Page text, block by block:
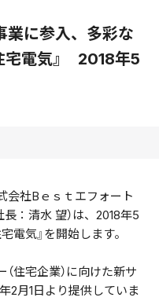
業に参入、多彩な
宅電気』 2018年5
会社Bｅｓｔエフォート
：清水 望）は、2018年5
電気』を開始します。
住宅企業）に向けた新サ
2月1日より提供していま